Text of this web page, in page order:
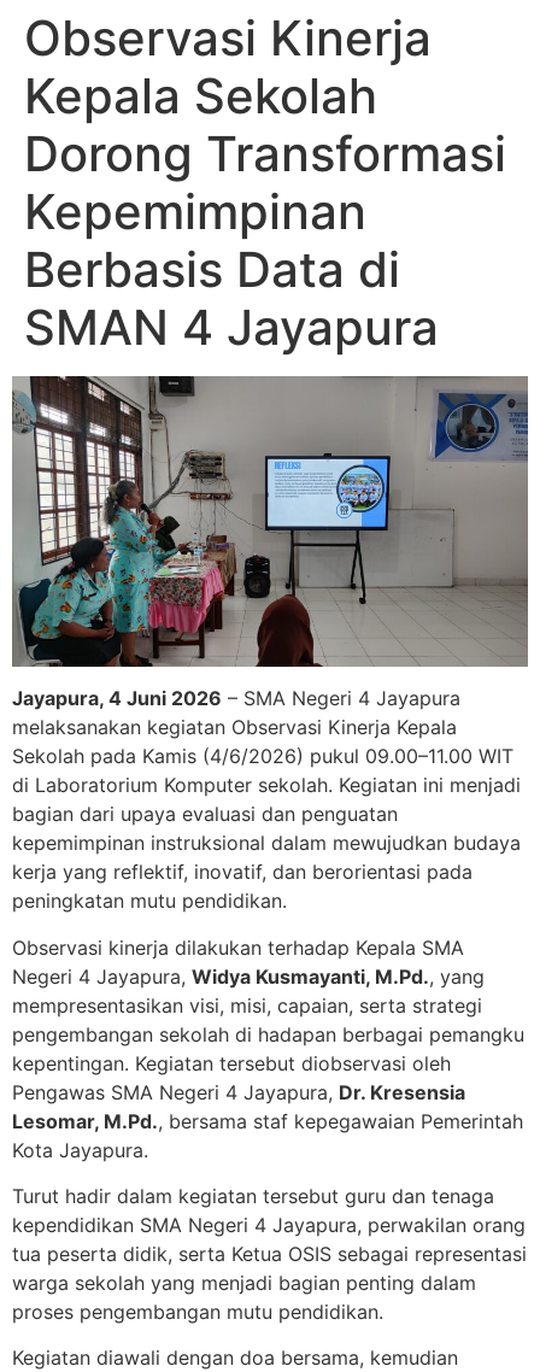
Observasi Kinerja
Kepala Sekolah
Dorong Transformasi
Kepemimpinan
Berbasis Data di
SMAN 4 Jayapura
Jayapura, 4 Juni 2026 – SMA Negeri 4 Jayapura
melaksanakan kegiatan Observasi Kinerja Kepala
Sekolah pada Kamis (4/6/2026) pukul 09.00–11.00 WIT
di Laboratorium Komputer sekolah. Kegiatan ini menjadi
bagian dari upaya evaluasi dan penguatan
kepemimpinan instruksional dalam mewujudkan budaya
kerja yang reflektif, inovatif, dan berorientasi pada
peningkatan mutu pendidikan.
Observasi kinerja dilakukan terhadap Kepala SMA
Negeri 4 Jayapura, Widya Kusmayanti, M.Pd., yang
mempresentasikan visi, misi, capaian, serta strategi
pengembangan sekolah di hadapan berbagai pemangku
kepentingan. Kegiatan tersebut diobservasi oleh
Pengawas SMA Negeri 4 Jayapura, Dr. Kresensia
Lesomar, M.Pd., bersama staf kepegawaian Pemerintah
Kota Jayapura.
Turut hadir dalam kegiatan tersebut guru dan tenaga
kependidikan SMA Negeri 4 Jayapura, perwakilan orang
tua peserta didik, serta Ketua OSIS sebagai representasi
warga sekolah yang menjadi bagian penting dalam
proses pengembangan mutu pendidikan.
Kegiatan diawali dengan doa bersama, kemudian